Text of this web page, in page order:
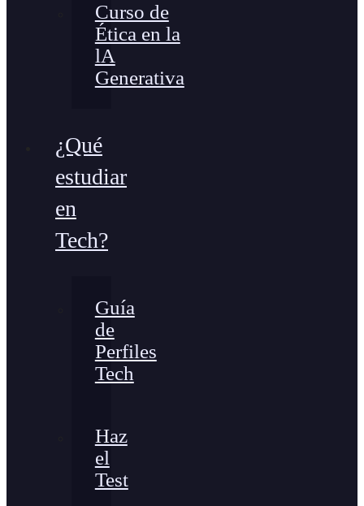
Curso de
Ética en la
lA
Generativa
¿Qué
estudiar
en
Tech?
Guía
de
Perfiles
Tech
Haz
el
Test